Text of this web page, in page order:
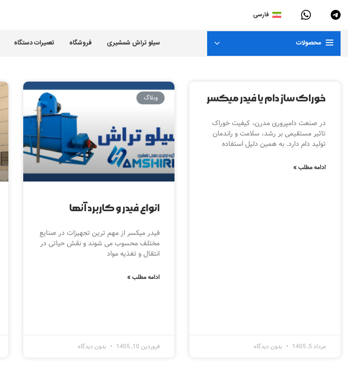
فارسی
محصولات سیلو تراش شمشیری فروشگاه تعمیرات دستگاه
خوراک ساز دام یا فیدر میکسر
در صنعت دامپروری مدرن، کیفیت خوراک
تاثیر مستقیمی بر رشد، سلامت و راندمان
تولید دام دارد. به همین دلیل استفاده
ادامه مطلب »
مرداد 5, 1405 بدون دیدگاه
وبلاگ
انواع فیدر و کاربرد آنها
فیدر میکسر از مهم ترین تجهیزات در صنایع
مختلف محسوب می شوند و نقش حیاتی در
انتقال و تغذیه مواد
ادامه مطلب »
فروردین 10, 1405 بدون دیدگاه